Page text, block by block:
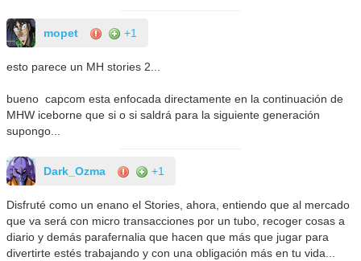
mopet +1
esto parece un MH stories 2...
bueno capcom esta enfocada directamente en la continuación de
MHW iceborne que si o si saldrá para la siguiente generación
supongo...
Dark_Ozma +1
Disfruté como un enano el Stories, ahora, entiendo que al mercado
que va será con micro transacciones por un tubo, recoger cosas a
diario y demás parafernalia que hacen que más que jugar para
divertirte estés trabajando y con una obligación más en tu vida...